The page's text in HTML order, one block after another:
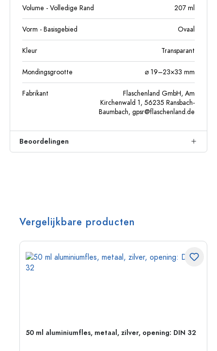
Volume - Volledige Rand 207 ml
Vorm - Basisgebied Ovaal
Kleur Transparant
Mondingsgrootte ⌀ 19–23×33 mm
Fabrikant
Flaschenland GmbH, Am
Kirchenwald 1, 56235 Ransbach-
Baumbach, gpsr@flaschenland.de
Beoordelingen
Vergelijkbare producten
50 ml aluminiumfles, metaal, zilver, opening: DIN 32